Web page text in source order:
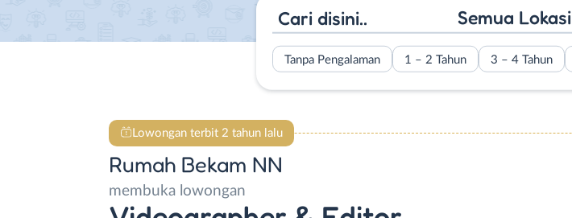
Semua Lokasi
Tanpa Pengalaman 1 – 2 Tahun 3 – 4 Tahun
Lowongan terbit 2 tahun lalu
Rumah Bekam NN
membuka lowongan